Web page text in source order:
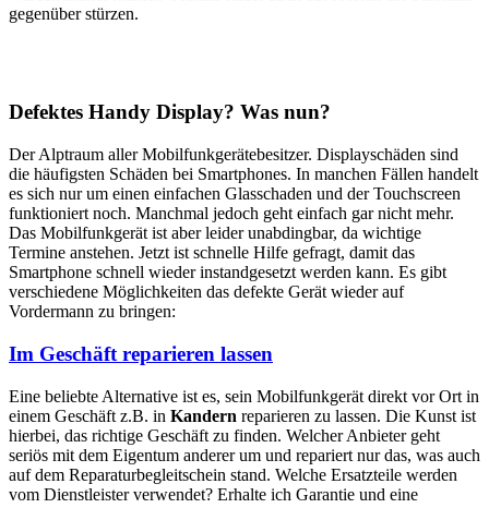
gegenüber stürzen.
Defektes Handy Display? Was nun?
Der Alptraum aller Mobilfunkgerätebesitzer. Displayschäden sind
die häufigsten Schäden bei Smartphones. In manchen Fällen handelt
es sich nur um einen einfachen Glasschaden und der Touchscreen
funktioniert noch. Manchmal jedoch geht einfach gar nicht mehr.
Das Mobilfunkgerät ist aber leider unabdingbar, da wichtige
Termine anstehen. Jetzt ist schnelle Hilfe gefragt, damit das
Smartphone schnell wieder instandgesetzt werden kann. Es gibt
verschiedene Möglichkeiten das defekte Gerät wieder auf
Vordermann zu bringen:
Im Geschäft reparieren lassen
Eine beliebte Alternative ist es, sein Mobilfunkgerät direkt vor Ort in
einem Geschäft z.B. in Kandern reparieren zu lassen. Die Kunst ist
hierbei, das richtige Geschäft zu finden. Welcher Anbieter geht
seriös mit dem Eigentum anderer um und repariert nur das, was auch
auf dem Reparaturbegleitschein stand. Welche Ersatzteile werden
vom Dienstleister verwendet? Erhalte ich Garantie und eine